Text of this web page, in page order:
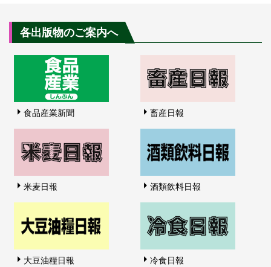
各出版物のご案内へ
食品産業新聞 畜産日報
米麦日報 酒類飲料日報
大豆油糧日報 冷食日報